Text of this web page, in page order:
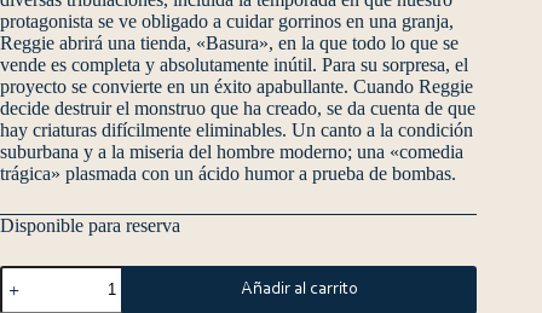
protagonista se ve obligado a cuidar gorrinos en una granja,
Reggie abrirá una tienda, «Basura», en la que todo lo que se
vende es completa y absolutamente inútil. Para su sorpresa, el
proyecto se convierte en un éxito apabullante. Cuando Reggie
decide destruir el monstruo que ha creado, se da cuenta de que
hay criaturas difícilmente eliminables. Un canto a la condición
suburbana y a la miseria del hombre moderno; una «comedia
trágica» plasmada con un ácido humor a prueba de bombas.
Disponible para reserva
Añadir al carrito